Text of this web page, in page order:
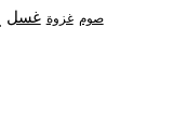
صوم غزوة غسل